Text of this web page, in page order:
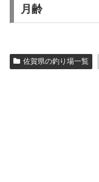
月齢
佐賀県の釣り場一覧